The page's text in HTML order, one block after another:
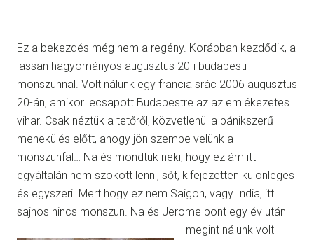
Ez a bekezdés még nem a regény. Korábban kezdődik, a
lassan hagyományos augusztus 20-i budapesti
monszunnal. Volt nálunk egy francia srác 2006 augusztus
20-án, amikor lecsapott Budapestre az az emlékezetes
vihar. Csak néztük a tetőről, közvetlenül a pánikszerű
menekülés előtt, ahogy jön szembe velünk a
monszunfal… Na és mondtuk neki, hogy ez ám itt
egyáltalán nem szokott lenni, sőt, kifejezetten különleges
és egyszeri. Mert hogy ez nem Saigon, vagy India, itt
sajnos nincs monszun. Na és Jerome pont egy év után
megint nálunk volt